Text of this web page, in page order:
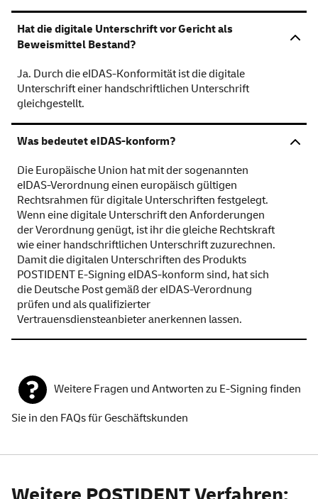
Hat die digitale Unterschrift vor Gericht als
Beweismittel Bestand?
Ja. Durch die eIDAS-Konformität ist die digitale
Unterschrift einer handschriftlichen Unterschrift
gleichgestellt.
Was bedeutet eIDAS-konform?
Die Europäische Union hat mit der sogenannten
eIDAS-Verordnung einen europäisch gültigen
Rechtsrahmen für digitale Unterschriften festgelegt.
Wenn eine digitale Unterschrift den Anforderungen
der Verordnung genügt, ist ihr die gleiche Rechtskraft
wie einer handschriftlichen Unterschrift zuzurechnen.
Damit die digitalen Unterschriften des Produkts
POSTIDENT E-Signing eIDAS-konform sind, hat sich
die Deutsche Post gemäß der eIDAS-Verordnung
prüfen und als qualifizierter
Vertrauensdiensteanbieter anerkennen lassen.
Weitere Fragen und Antworten zu E-Signing finden
Sie in den FAQs für Geschäftskunden